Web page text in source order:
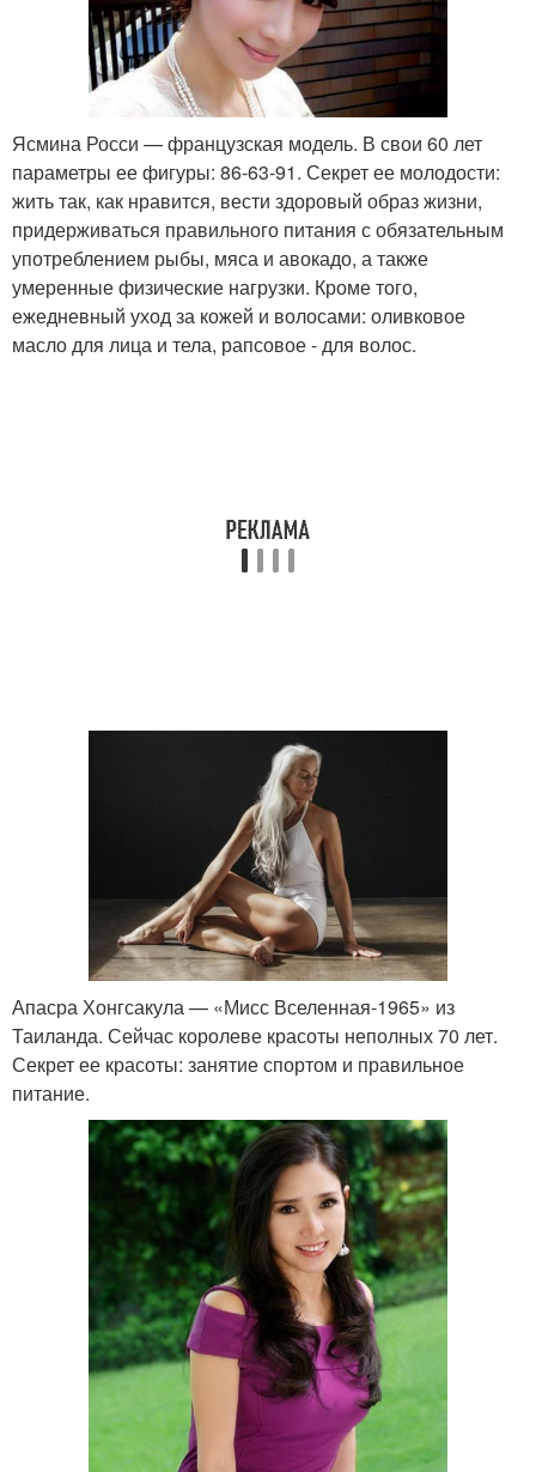
Ясмина Росси — французская модель. В свои 60 лет
параметры ее фигуры: 86-63-91. Секрет ее молодости:
жить так, как нравится, вести здоровый образ жизни,
придерживаться правильного питания с обязательным
употреблением рыбы, мяса и авокадо, а также
умеренные физические нагрузки. Кроме того,
ежедневный уход за кожей и волосами: оливковое
масло для лица и тела, рапсовое - для волос.
Апасра Хонгсакула — «Мисс Вселенная-1965» из
Таиланда. Сейчас королеве красоты неполных 70 лет.
Секрет ее красоты: занятие спортом и правильное
питание.